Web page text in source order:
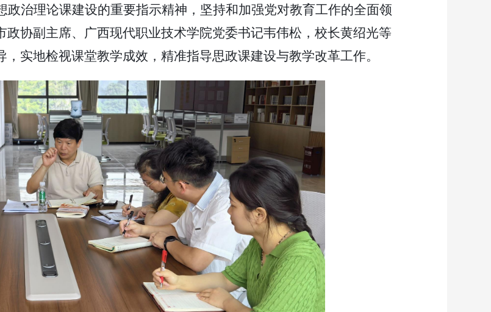
政治理论课建设的重要指示精神，坚持和加强党对教育工作的全面领
协副主席、广西现代职业技术学院党委书记韦伟松，校长黄绍光等
实地检视课堂教学成效，精准指导思政课建设与教学改革工作。